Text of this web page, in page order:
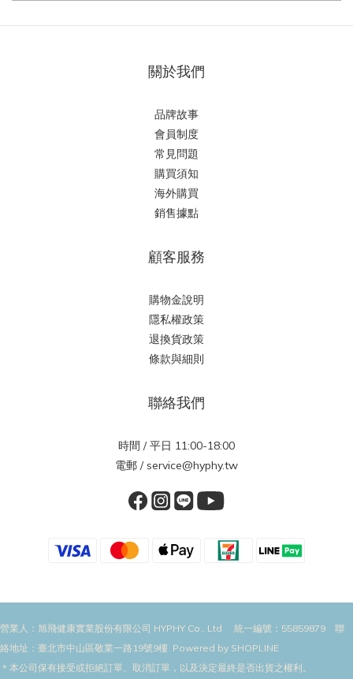
關於我們
品牌故事
會員制度
常見問題
購買須知
海外購買
銷售據點
顧客服務
購物金說明
隱私權政策
退換貨政策
條款與細則
聯絡我們
時間 / 平日 11:00-18:00
電郵 / service@hyphy.tw
營業人：旭飛健康實業股份有限公司 HYPHY Co., Ltd 統一編號：55859879 聯
絡地址：臺北市中山區敬業一路19號9樓 Powered by SHOPLINE
＊本公司保有接受或拒絕訂單、取消訂單，以及決定最終是否出貨之權利。